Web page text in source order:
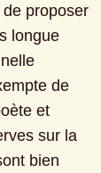
de proposer
longue
de
et
sur la
bien